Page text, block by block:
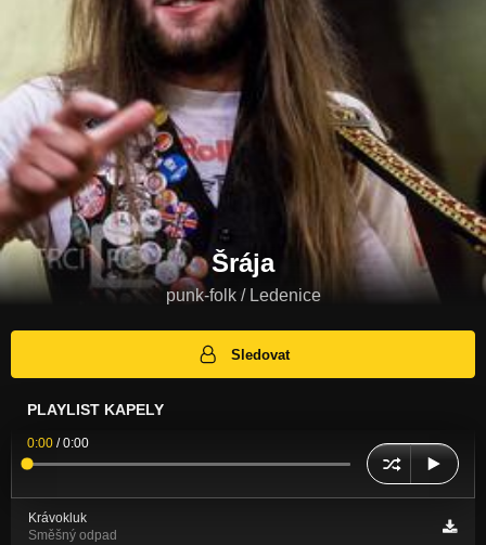
Šrája
punk-folk / Ledenice
Sledovat
PLAYLIST KAPELY
0:00 /0:00
Krávokluk
Směšný odpad